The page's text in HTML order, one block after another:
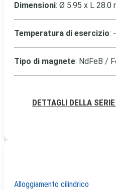
Dimensioni: Ø 5.95 x L 28.0
Temperatura di esercizio:
Tipo di magnete: NdFeB /
DETTAGLI DELLA SERIE
Alloggiamento cilindrico